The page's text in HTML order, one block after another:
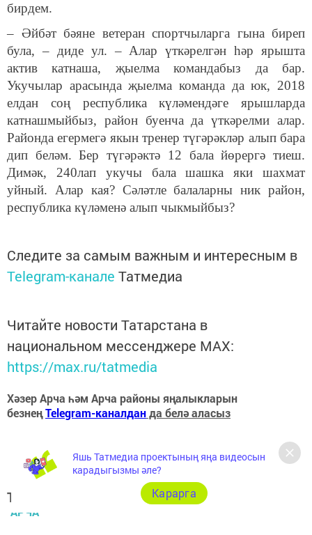
бирдем.
– Әйбәт бәяне ветеран спортчыларга гына биреп
була, – диде ул. – Алар үткәрелгән һәр ярышта
актив катнаша, җыелма командабыз да бар.
Укучылар арасында җыелма команда да юк, 2018
елдан соң республика күләмендәге ярышларда
катнашмыйбыз, район буенча да үткәрелми алар.
Районда егермегә якын тренер түгәрәкләр алып бара
дип беләм. Бер түгәрәктә 12 бала йөрергә тиеш.
Димәк, 240лап укучы бала шашка яки шахмат
уйный. Алар кая? Сәләтле балаларны ник район,
республика күләменә алып чыкмыйбыз?
Следите за самым важным и интересным в
Telegram-канале Татмедиа
Читайте новости Татарстана в
национальном мессенджере MАХ:
https://max.ru/tatmedia
Хәзер Арча һәм Арча районы яңалыкларын
безнеңTelegram-каналданда белә аласыз
Теги:
АРЧА
Яшь Татмедиа проектының яңа видеосын
карадыгызмы әле?
Карарга